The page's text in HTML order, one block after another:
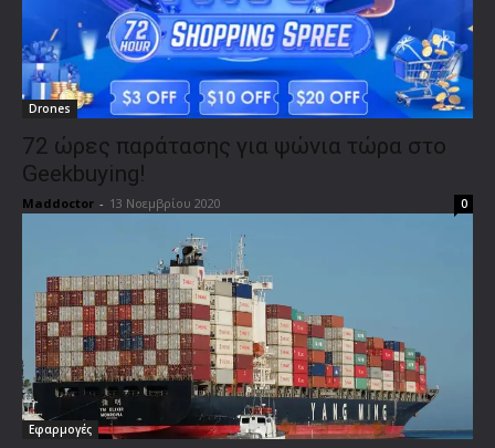
Drones
72 ώρες παράτασης για ψώνια τώρα στο
Geekbuying!
Maddoctor - 13 Νοεμβρίου 2020 0
Εφαρμογές